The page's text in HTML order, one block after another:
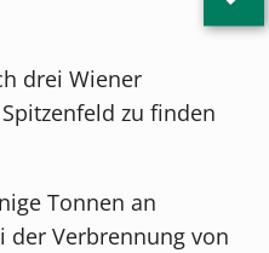
drei Wiener
zu finden
Tonnen an
der Verbrennung von